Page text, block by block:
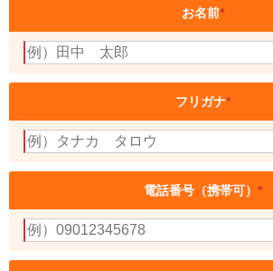
お名前*
フリガナ*
電話番号（携帯可） *